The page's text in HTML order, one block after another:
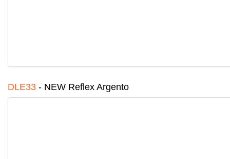
DLE33 - NEW Reflex Argento